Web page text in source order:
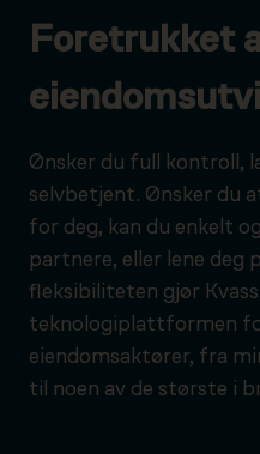
Foretrukket
Ønsker du full kontroll,
selvbetjent. Ønsker du
for deg, kan du enkelt
partnere, eller lene deg
fleksibiliteten gjør
teknologiplattformen
eiendomsaktører, fra
til noen av de største i